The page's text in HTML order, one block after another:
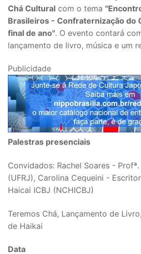
Chá Cultural com o tema
Brasileiros - Confraternização do
final de ano". O evento contará
lançamento de livro, música e um
Publicidade
Palestras presenciais
Convidados: Rachel Soares -
(UFRJ), Carolina Cequeini -
Haicai ICBJ (NCHICBJ)
Teremos Chá, Lançamento de
de Haikai
Data